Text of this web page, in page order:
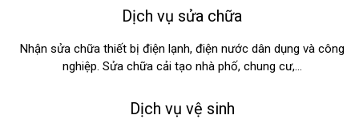
Dịch vụ sửa chữa
Nhận sửa chữa thiết bị điện lạnh, điện nước dân dụng và công
nghiệp. Sửa chữa cải tạo nhà phố, chung cư,…
Dịch vụ vệ sinh